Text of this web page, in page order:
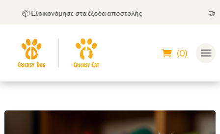
📦 Εξοικονόμησε στα έξοδα αποστολής
(0)